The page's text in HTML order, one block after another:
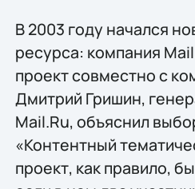
В 2003 году начался
ресурса: компания
проект совместно с
Дмитрий Гришин,
Mail.Ru, объяснил
«Контентный
проект, как правило,